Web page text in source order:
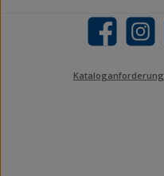
Facebook Instagram
Kataloganforderung